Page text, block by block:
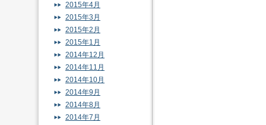
2015年4月
2015年3月
2015年2月
2015年1月
2014年12月
2014年11月
2014年10月
2014年9月
2014年8月
2014年7月